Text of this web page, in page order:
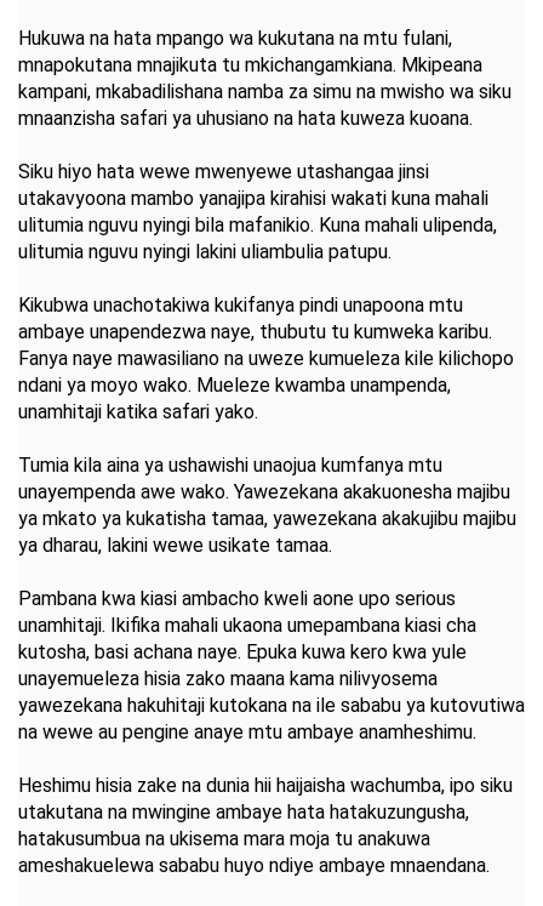
Hukuwa na hata mpango wa kukutana na mtu fulani,
mnapokutana mnajikuta tu mkichangamkiana. Mkipeana
kampani, mkabadilishana namba za simu na mwisho wa siku
mnaanzisha safari ya uhusiano na hata kuweza kuoana.
Siku hiyo hata wewe mwenyewe utashangaa jinsi
utakavyoona mambo yanajipa kirahisi wakati kuna mahali
ulitumia nguvu nyingi bila mafanikio. Kuna mahali ulipenda,
ulitumia nguvu nyingi lakini uliambulia patupu.
Kikubwa unachotakiwa kukifanya pindi unapoona mtu
ambaye unapendezwa naye, thubutu tu kumweka karibu.
Fanya naye mawasiliano na uweze kumueleza kile kilichopo
ndani ya moyo wako. Mueleze kwamba unampenda,
unamhitaji katika safari yako.
Tumia kila aina ya ushawishi unaojua kumfanya mtu
unayempenda awe wako. Yawezekana akakuonesha majibu
ya mkato ya kukatisha tamaa, yawezekana akakujibu majibu
ya dharau, lakini wewe usikate tamaa.
Pambana kwa kiasi ambacho kweli aone upo serious
unamhitaji. Ikifika mahali ukaona umepambana kiasi cha
kutosha, basi achana naye. Epuka kuwa kero kwa yule
unayemueleza hisia zako maana kama nilivyosema
yawezekana hakuhitaji kutokana na ile sababu ya kutovutiwa
na wewe au pengine anaye mtu ambaye anamheshimu.
Heshimu hisia zake na dunia hii haijaisha wachumba, ipo siku
utakutana na mwingine ambaye hata hatakuzungusha,
hatakusumbua na ukisema mara moja tu anakuwa
ameshakuelewa sababu huyo ndiye ambaye mnaendana.